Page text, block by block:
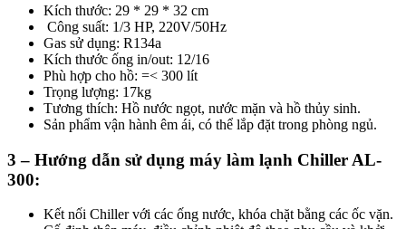
Kích thước: 29 * 29 * 32 cm
Công suất: 1/3 HP, 220V/50Hz
Gas sử dụng: R134a
Kích thước ống in/out: 12/16
Phù hợp cho hồ: =< 300 lít
Trọng lượng: 17kg
Tương thích: Hồ nước ngọt, nước mặn và hồ thủy sinh.
Sản phẩm vận hành êm ái, có thể lắp đặt trong phòng ngủ.
3 – Hướng dẫn sử dụng máy làm lạnh Chiller AL-
300:
Kết nối Chiller với các ống nước, khóa chặt bằng các ốc vặn.